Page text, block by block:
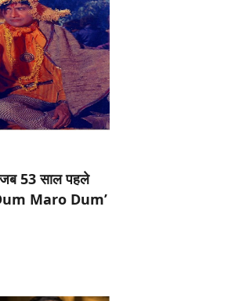
53 साल पहले
Maro Dum’